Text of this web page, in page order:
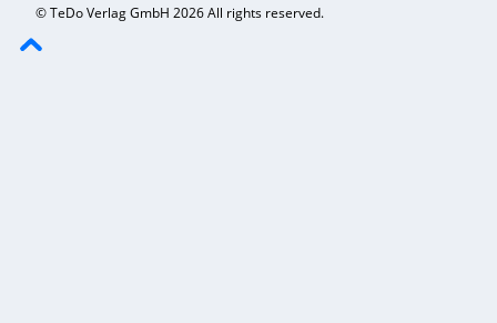
© TeDo Verlag GmbH 2026 All rights reserved.